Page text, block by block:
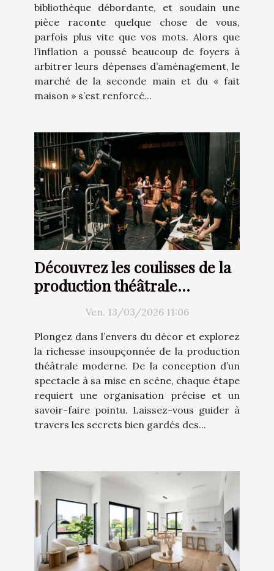
bibliothèque débordante, et soudain une
pièce raconte quelque chose de vous,
parfois plus vite que vos mots. Alors que
l’inflation a poussé beaucoup de foyers à
arbitrer leurs dépenses d’aménagement, le
marché de la seconde main et du « fait
maison » s’est renforcé...
Découvrez les coulisses de la
production théâtrale
moderneVen. 13/03/2026 11:06
Plongez dans l’envers du décor et explorez
la richesse insoupçonnée de la production
théâtrale moderne. De la conception d’un
spectacle à sa mise en scène, chaque étape
requiert une organisation précise et un
savoir-faire pointu. Laissez-vous guider à
travers les secrets bien gardés des...